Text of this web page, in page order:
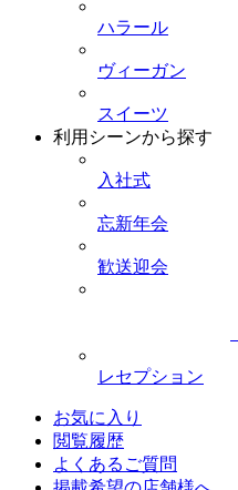
ハラール
ヴィーガン
スイーツ
利用シーンから探す
入社式
忘新年会
歓送迎会
レセプション
お気に入り
閲覧履歴
よくあるご質問